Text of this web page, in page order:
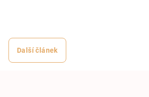
Další článek